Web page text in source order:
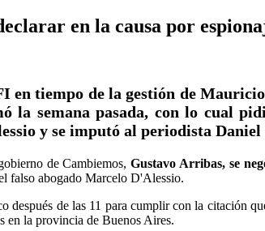
en la causa por
en tiempo de la gestión de
la semana pasada, con lo cual
y se imputó al periodista Daniel
de Cambiemos,Gustavo Arribas, se
falso abogado Marcelo D'Alessio.
después de las 11 para cumplir con la citación
en la provincia de Buenos Aires.